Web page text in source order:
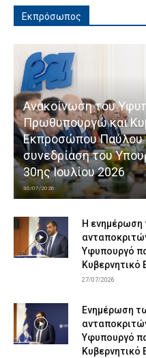
Εκπρόσωπος
Ανακοίνωση του
Πρωθυπουργώ και
Εκπροσώπου Παύλου
συνεδρίαση του
30ης Ιουλίου 2026
30/07/2026
Η ενημέρωση
Υφυπουργό
27/07/2026
Ενημέρωση
Υφυπουργό